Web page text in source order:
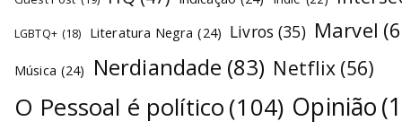
LGBTQ+ (18) Literatura Negra (24) Livros (35) Marvel
Música (24) Nerdiandade (83) Netflix (56)
O Pessoal é político(104) Opinião